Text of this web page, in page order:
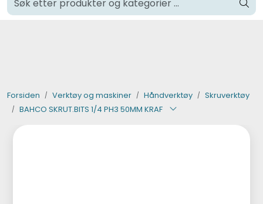
Skip to main content Klikk og hent i Oslo
Forsiden Verktøy og maskiner Håndverktøy
Skruverktøy
BAHCO SKRUT.BITS 1/4 PH3 50MM KRAF
Byggevarer